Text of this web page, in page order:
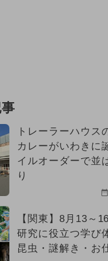
ベント
ベント
ベント
ベント
ベント
トレーラーハウス
カレーがいわきに
イルオーダーで並
り
【関東】8月13～
研究に役立つ学び
昆虫・謎解き・お